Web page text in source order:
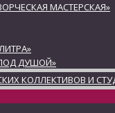
МАСТЕРСКАЯ»
ДУШОЙ»
КОЛЛЕКТИВОВ И